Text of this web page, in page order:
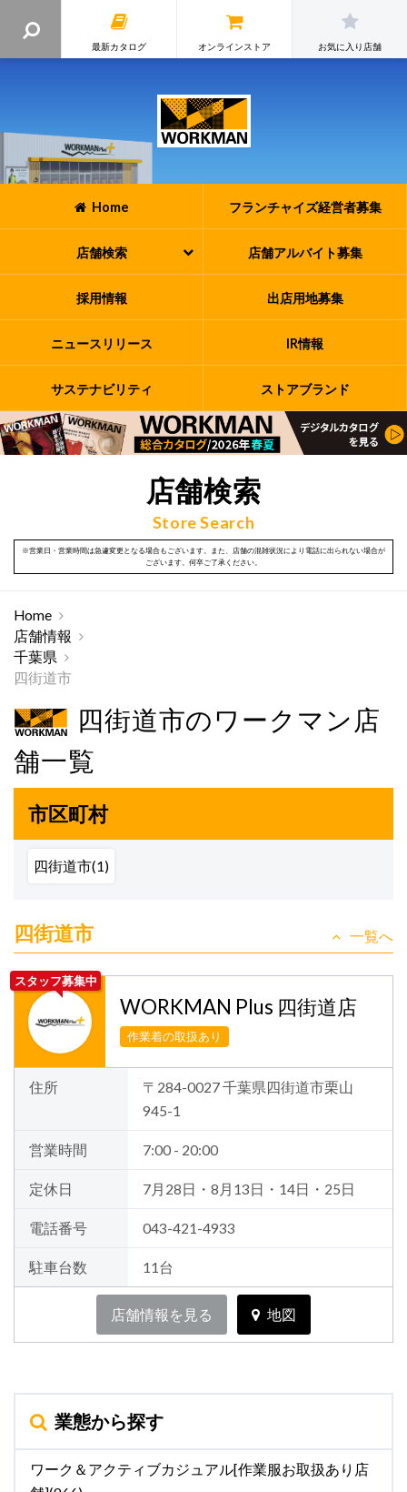
最新カタログ オンラインストア お気に入り店舗
Home フランチャイズ経営者募集
店舗検索 店舗アルバイト募集
採用情報 出店用地募集
ニュースリリース IR情報
サステナビリティ ストアブランド
店舗検索
Store Search
※営業日・営業時間は急遽変更となる場合もございます。また、店舗の混雑状況により電話に出られない場合が
ございます。何卒ご了承ください。
Home
店舗情報
千葉県
四街道市
四街道市のワークマン店
舗一覧
市区町村
四街道市(1)
四街道市 一覧へ
スタッフ募集中
WORKMAN Plus 四街道店
作業着の取扱あり
住所
〒284-0027 千葉県四街道市栗山
945-1
営業時間 7:00 - 20:00
定休日 7月28日・8月13日・14日・25日
電話番号 043-421-4933
駐車台数 11台
店舗情報を見る 地図
業態から探す
ワーク＆アクティブカジュアル[作業服お取扱あり店